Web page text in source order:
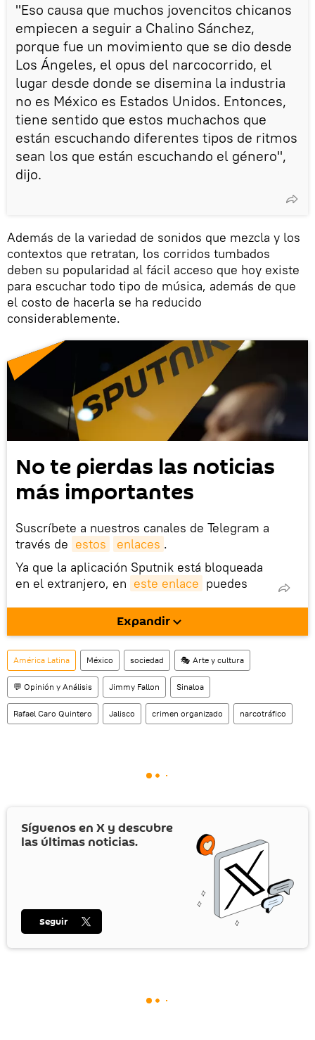
"Eso causa que muchos jovencitos chicanos
empiecen a seguir a Chalino Sánchez,
porque fue un movimiento que se dio desde
Los Ángeles, el opus del narcocorrido, el
lugar desde donde se disemina la industria
no es México es Estados Unidos. Entonces,
tiene sentido que estos muchachos que
están escuchando diferentes tipos de ritmos
sean los que están escuchando el género",
dijo.
Además de la variedad de sonidos que mezcla y los
contextos que retratan, los corridos tumbados
deben su popularidad al fácil acceso que hoy existe
para escuchar todo tipo de música, además de que
el costo de hacerla se ha reducido
considerablemente.
No te pierdas las noticias
más importantes
Suscríbete a nuestros canales de Telegram a
través de estos enlaces .
Ya que la aplicación Sputnik está bloqueada
en el extranjero, en este enlace puedes
móvil (¡solo para Android!).
También tenemos una cuenta en la red
social rusa VK .
Expandir
América Latina México sociedad 🎭 Arte y cultura
💬 Opinión y Análisis Jimmy Fallon Sinaloa
Rafael Caro Quintero Jalisco crimen organizado narcotráfico
Síguenos en X y descubre
las últimas noticias.
Seguir